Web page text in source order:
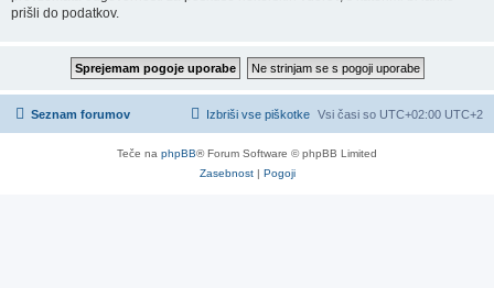
prišli do podatkov.
Seznam forumov Vsi časi so UTC+02:00 UTC+2
Izbriši vse piškotke
Teče na phpBB® Forum Software © phpBB Limited
Zasebnost| Pogoji